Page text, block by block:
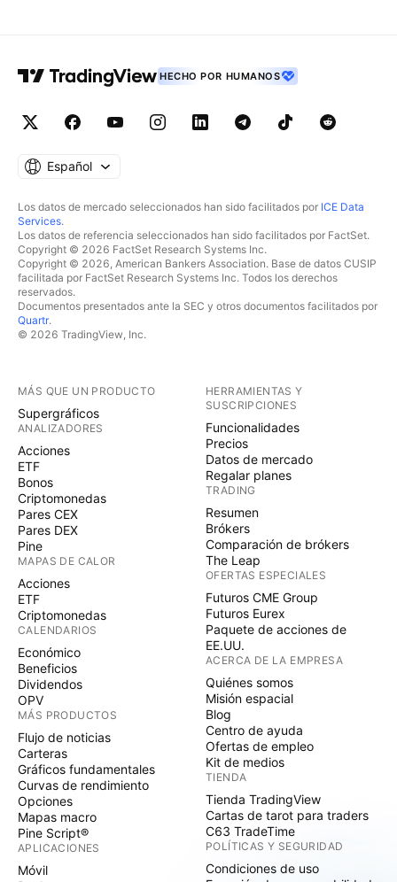
HECHO POR HUMANOS
Español
Los datos de mercado seleccionados han sido facilitados por ICE Data
Services.
Los datos de referencia seleccionados han sido facilitados por FactSet.
Copyright © 2026 FactSet Research Systems Inc.
Copyright © 2026, American Bankers Association. Base de datos CUSIP
facilitada por FactSet Research Systems Inc. Todos los derechos
reservados.
Documentos presentados ante la SEC y otros documentos facilitados por
Quartr.
© 2026 TradingView, Inc.
MÁS QUE UN PRODUCTO
Supergráficos
ANALIZADORES
Acciones
ETF
Bonos
Criptomonedas
Pares CEX
Pares DEX
Pine
MAPAS DE CALOR
Acciones
ETF
Criptomonedas
CALENDARIOS
Económico
Beneficios
Dividendos
OPV
MÁS PRODUCTOS
Flujo de noticias
Carteras
Gráficos fundamentales
Curvas de rendimiento
Opciones
Mapas macro
Pine Script®
APLICACIONES
Móvil
HERRAMIENTAS Y
SUSCRIPCIONES
Funcionalidades
Precios
Datos de mercado
Regalar planes
TRADING
Resumen
Brókers
Comparación de brókers
The Leap
OFERTAS ESPECIALES
Futuros CME Group
Futuros Eurex
Paquete de acciones de
EE.UU.
ACERCA DE LA EMPRESA
Quiénes somos
Misión espacial
Blog
Centro de ayuda
Ofertas de empleo
Kit de medios
TIENDA
Tienda TradingView
Cartas de tarot para traders
C63 TradeTime
POLÍTICAS Y SEGURIDAD
Condiciones de uso